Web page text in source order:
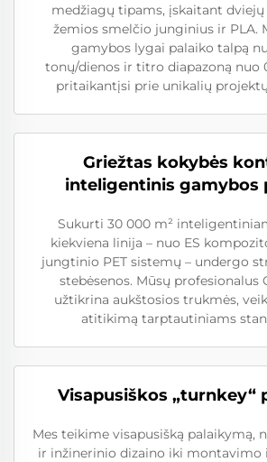
medžiagų tipams, įskaitant
žemios smelčio junginius ir PLA.
gamybos lygai palaiko talpą
tonų/dienos ir titro diapazoną nuo
pritaikantįsi prie unikalių
Griežtas kokybės
inteligentinis gamybos
Sukurti 30 000 m²
kiekviena linija – nuo ES
jungtinio PET sistemų – undergo
stebėsenos. Mūsų profesionalus
užtikrina aukštosios trukmės,
atitikimą tarptautiniams
Visapusiškos „turnkey“
Mes teikime visapusišką palaikymą,
ir inžinerinio dizaino iki montavimo